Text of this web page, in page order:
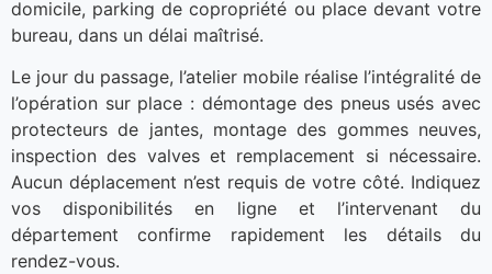
domicile, parking de copropriété ou place devant votre
bureau, dans un délai maîtrisé.
Le jour du passage, l’atelier mobile réalise l’intégralité de
l’opération sur place : démontage des pneus usés avec
protecteurs de jantes, montage des gommes neuves,
inspection des valves et remplacement si nécessaire.
Aucun déplacement n’est requis de votre côté. Indiquez
vos disponibilités en ligne et l’intervenant du
département confirme rapidement les détails du
rendez-vous.